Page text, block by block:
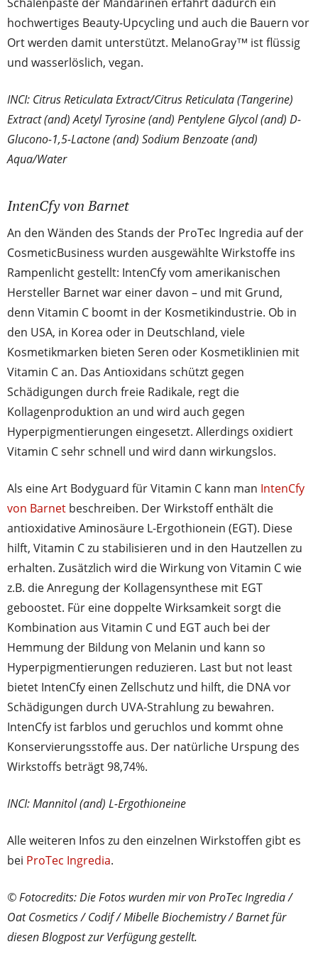
hochwertiges Beauty-Upcycling und auch die Bauern vor
Ort werden damit unterstützt. MelanoGray™ ist flüssig
und wasserlöslich, vegan.
INCI: Citrus Reticulata Extract/Citrus Reticulata (Tangerine)
Extract (and) Acetyl Tyrosine (and) Pentylene Glycol (and) D-
Glucono-1,5-Lactone (and) Sodium Benzoate (and)
Aqua/Water
IntenCfy von Barnet
An den Wänden des Stands der ProTec Ingredia auf der
CosmeticBusiness wurden ausgewählte Wirkstoffe ins
Rampenlicht gestellt: IntenCfy vom amerikanischen
Hersteller Barnet war einer davon – und mit Grund,
denn Vitamin C boomt in der Kosmetikindustrie. Ob in
den USA, in Korea oder in Deutschland, viele
Kosmetikmarken bieten Seren oder Kosmetiklinien mit
Vitamin C an. Das Antioxidans schützt gegen
Schädigungen durch freie Radikale, regt die
Kollagenproduktion an und wird auch gegen
Hyperpigmentierungen eingesetzt. Allerdings oxidiert
Vitamin C sehr schnell und wird dann wirkungslos.
Als eine Art Bodyguard für Vitamin C kann man IntenCfy
von Barnet beschreiben. Der Wirkstoff enthält die
antioxidative Aminosäure L-Ergothionein (EGT). Diese
hilft, Vitamin C zu stabilisieren und in den Hautzellen zu
erhalten. Zusätzlich wird die Wirkung von Vitamin C wie
z.B. die Anregung der Kollagensynthese mit EGT
geboostet. Für eine doppelte Wirksamkeit sorgt die
Kombination aus Vitamin C und EGT auch bei der
Hemmung der Bildung von Melanin und kann so
Hyperpigmentierungen reduzieren. Last but not least
bietet IntenCfy einen Zellschutz und hilft, die DNA vor
Schädigungen durch UVA-Strahlung zu bewahren.
IntenCfy ist farblos und geruchlos und kommt ohne
Konservierungsstoffe aus. Der natürliche Urspung des
Wirkstoffs beträgt 98,74%.
INCI: Mannitol (and) L-Ergothioneine
Alle weiteren Infos zu den einzelnen Wirkstoffen gibt es
bei ProTec Ingredia.
© Fotocredits: Die Fotos wurden mir von ProTec Ingredia /
Oat Cosmetics / Codif / Mibelle Biochemistry / Barnet für
diesen Blogpost zur Verfügung gestellt.